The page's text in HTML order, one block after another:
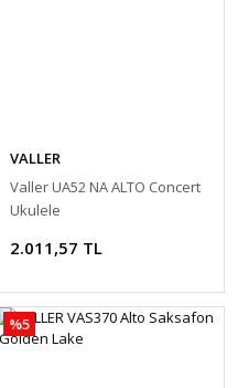
VALLER
Valler UA52 NA ALTO Concert
Ukulele
2.011,57 TL
%5